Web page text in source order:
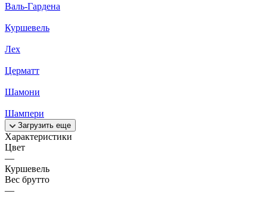
Валь-Гардена
Куршевель
Лех
Церматт
Шамони
Шампери
Загрузить еще
Характеристики
Цвет
—
Куршевель
Вес брутто
—